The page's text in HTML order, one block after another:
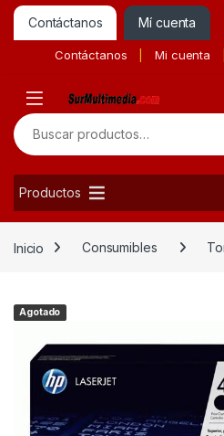
Contáctanos Mí cuenta
Contáctanos Mi cuenta
Buscar por:
Productos
Inicio Consumibles
Agotado